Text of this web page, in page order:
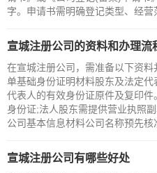
字。申请书需明确登记类型、经营
宣城注册公司的资料和办理流
在宣城注册公司，需准备以下资
单基础身份证明材料股东及法定
代表人的有效身份证原件及复印
身份证;法人股东需提供营业执照
公司基本信息材料公司名称预先核
宣城注册公司有哪些好处